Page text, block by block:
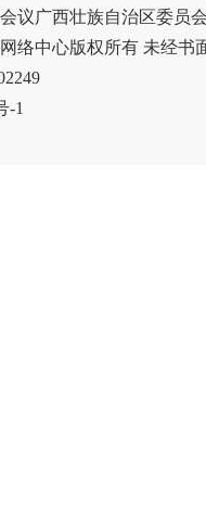
议广西壮族自治区委员
络中心版权所有 未经书
-1